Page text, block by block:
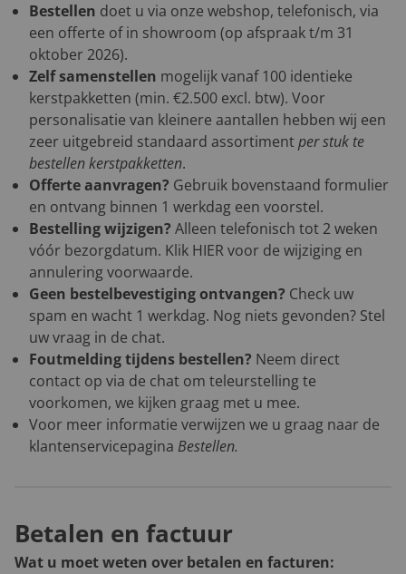
Bestellen doet u via onze webshop, telefonisch, via
een offerte of in showroom (op afspraak t/m 31
oktober 2026).
Zelf samenstellen mogelijk vanaf 100 identieke
kerstpakketten (min. €2.500 excl. btw). Voor
personalisatie van kleinere aantallen hebben wij een
zeer uitgebreid standaard assortimentper stuk te
bestellen kerstpakketten.
Offerte aanvragen? Gebruik bovenstaand formulier
en ontvang binnen 1 werkdag een voorstel.
Bestelling wijzigen? Alleen telefonisch tot 2 weken
vóór bezorgdatum. Klik HIERvoor de wijziging en
annulering voorwaarde.
Geen bestelbevestiging ontvangen? Check uw
spam en wacht 1 werkdag. Nog niets gevonden? Stel
uw vraag in de chat.
Foutmelding tijdens bestellen? Neem direct
contact op via de chat om teleurstelling te
voorkomen, we kijken graag met u mee.
Voor meer informatie verwijzen we u graag naar de
klantenservicepagina Bestellen.
Betalen en factuur
Wat u moet weten over betalen en facturen: